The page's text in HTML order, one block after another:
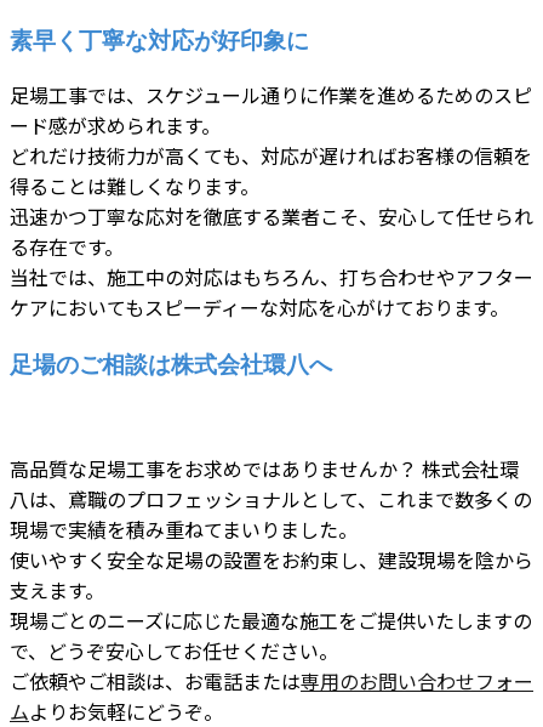
素早く丁寧な対応が好印象に
足場工事では、スケジュール通りに作業を進めるためのスピ
ード感が求められます。
どれだけ技術力が高くても、対応が遅ければお客様の信頼を
得ることは難しくなります。
迅速かつ丁寧な応対を徹底する業者こそ、安心して任せられ
る存在です。
当社では、施工中の対応はもちろん、打ち合わせやアフター
ケアにおいてもスピーディーな対応を心がけております。
足場のご相談は株式会社環八へ
高品質な足場工事をお求めではありませんか？ 株式会社環
八は、鳶職のプロフェッショナルとして、これまで数多くの
現場で実績を積み重ねてまいりました。
使いやすく安全な足場の設置をお約束し、建設現場を陰から
支えます。
現場ごとのニーズに応じた最適な施工をご提供いたしますの
で、どうぞ安心してお任せください。
ご依頼やご相談は、お電話または専用のお問い合わせフォー
ムよりお気軽にどうぞ。